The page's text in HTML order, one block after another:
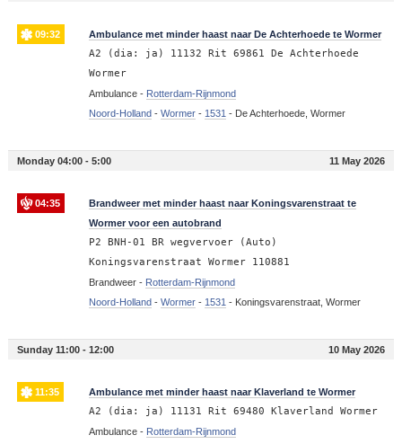
09:32 Ambulance met minder haast naar De Achterhoede te Wormer
A2 (dia: ja) 11132 Rit 69861 De Achterhoede
Wormer
Ambulance - Rotterdam-Rijnmond
Noord-Holland- Wormer- 1531 - De Achterhoede, Wormer
Monday 04:00 - 5:00 11 May 2026
04:35
Brandweer met minder haast naar Koningsvarenstraat te
Wormer voor een autobrand
P2 BNH-01 BR wegvervoer (Auto)
Koningsvarenstraat Wormer 110881
Brandweer - Rotterdam-Rijnmond
Noord-Holland- Wormer- 1531 - Koningsvarenstraat, Wormer
Sunday 11:00 - 12:00 10 May 2026
11:35 Ambulance met minder haast naar Klaverland te Wormer
A2 (dia: ja) 11131 Rit 69480 Klaverland Wormer
Ambulance - Rotterdam-Rijnmond